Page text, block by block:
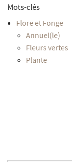
Mots-clés
Flore et Fonge
Annuel(le)
Fleurs vertes
Plante